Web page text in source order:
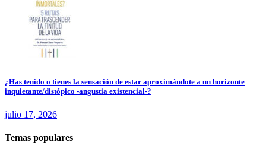
¿Has tenido o tienes la sensación de estar aproximándote a un horizonte
inquietante/distópico -angustia existencial-?
julio 17, 2026
Temas populares